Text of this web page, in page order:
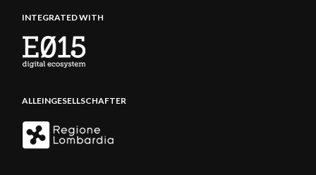
INTEGRATED WITH
ALLEINGESELLSCHAFTER